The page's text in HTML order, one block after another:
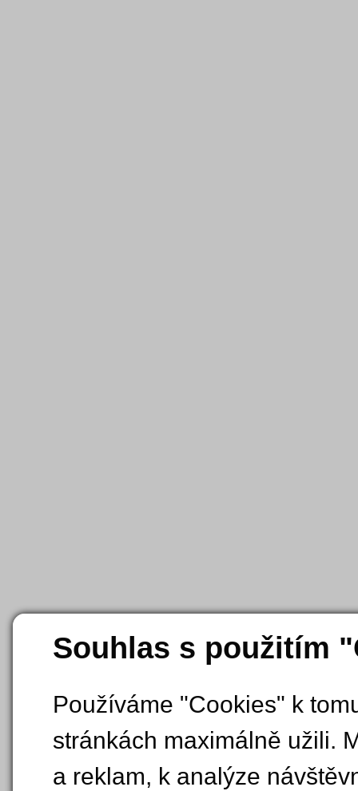
Souhlas s použitím
Používáme "Cookies" k
stránkách maximálně užili.
a reklam, k analýze